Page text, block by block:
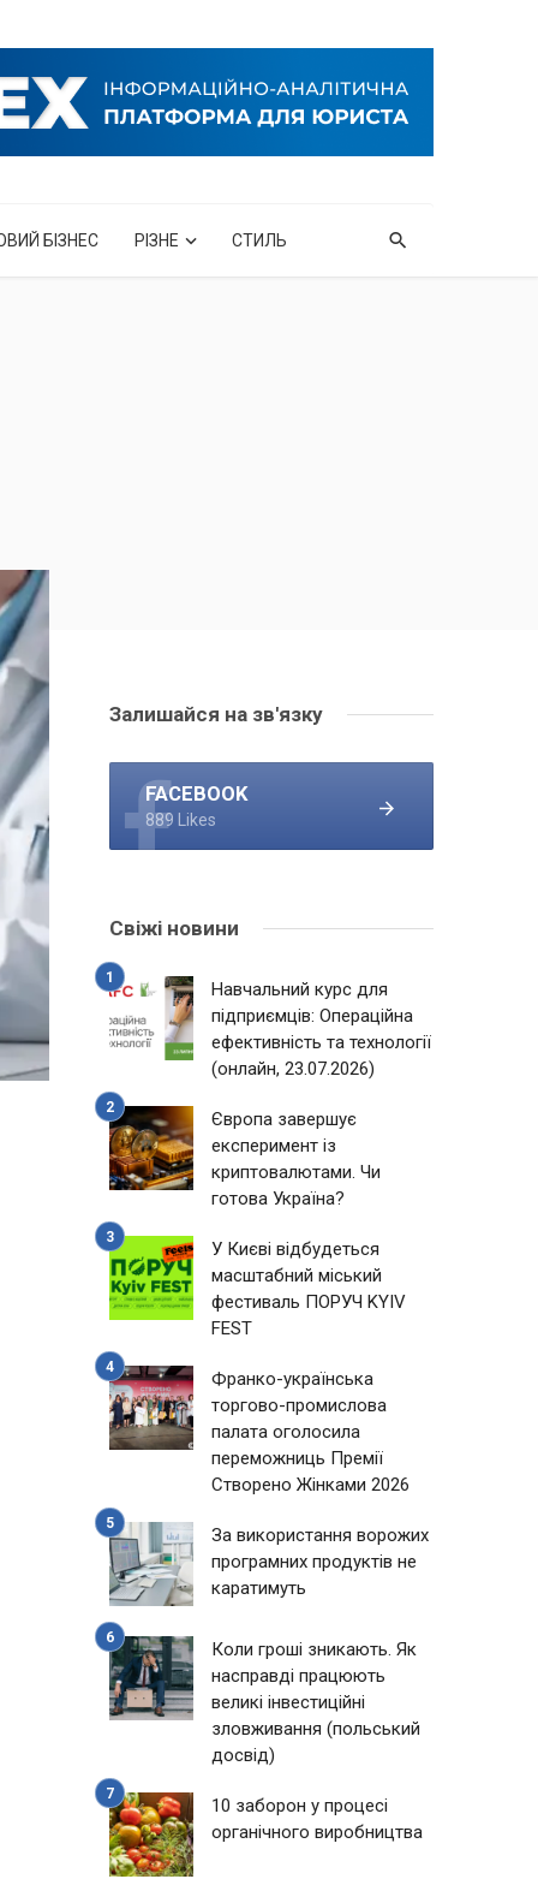
БІЗНЕС РІЗНЕ СТИЛЬ
Залишайся на зв'язку
FACEBOOK
889 Likes
Свіжі новини
Навчальний курс для
підприємців: Операційна
ефективність та технології
(онлайн, 23.07.2026)
Європа завершує
експеримент із
криптовалютами. Чи
готова Україна?
У Києві відбудеться
масштабний міський
фестиваль ПОРУЧ KYIV
FEST
Франко-українська
торгово-промислова
палата оголосила
переможниць Премії
Створено Жінками 2026
За використання ворожих
програмних продуктів не
каратимуть
Коли гроші зникають. Як
насправді працюють
великі інвестиційні
зловживання (польський
досвід)
10 заборон у процесі
органічного виробництва